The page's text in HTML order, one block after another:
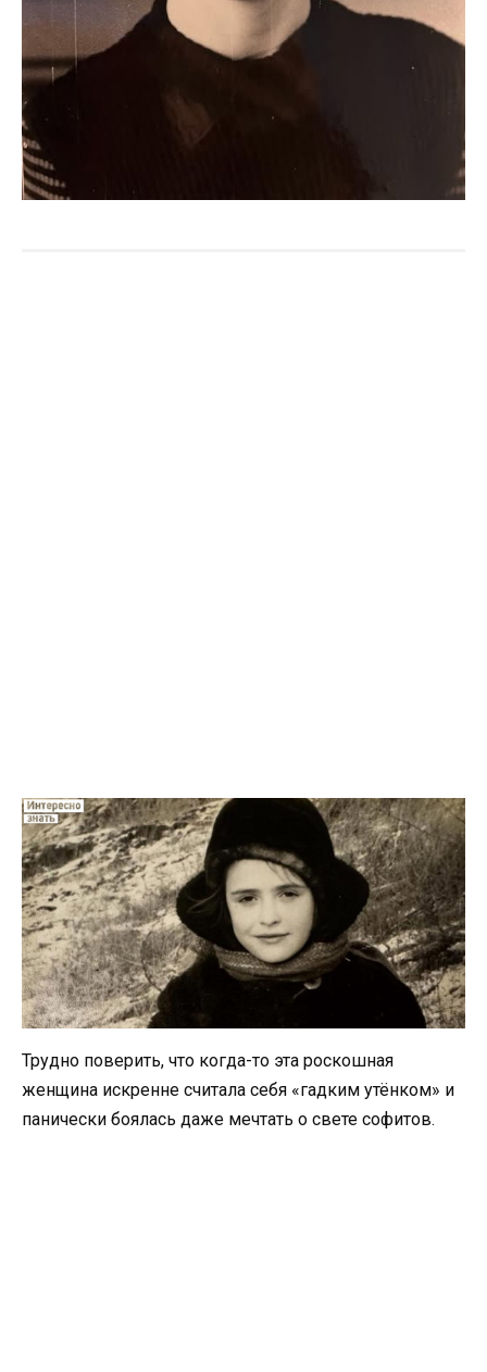
Трудно поверить, что когда-то эта роскошная
женщина искренне считала себя «гадким утёнком» и
панически боялась даже мечтать о свете софитов.